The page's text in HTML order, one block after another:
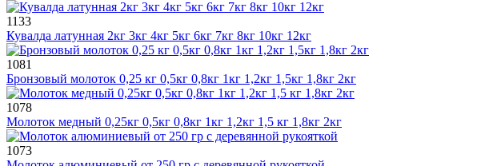
1133
Кувалда латунная 2кг 3кг 4кг 5кг 6кг 7кг 8кг 10кг 12кг
1081
Бронзовый молоток 0,25 кг 0,5кг 0,8кг 1кг 1,2кг 1,5кг 1,8кг 2кг
1078
Молоток медный 0,25кг 0,5кг 0,8кг 1кг 1,2кг 1,5 кг 1,8кг 2кг
1073